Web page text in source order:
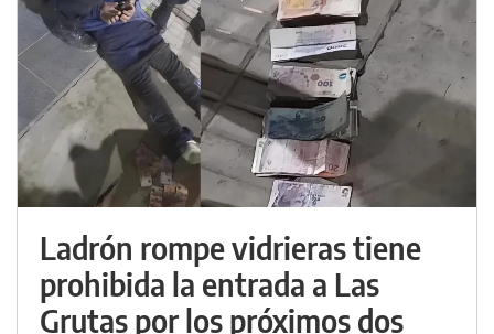
Ladrón rompe vidrieras tiene
prohibida la entrada a Las
Grutas por los próximos dos